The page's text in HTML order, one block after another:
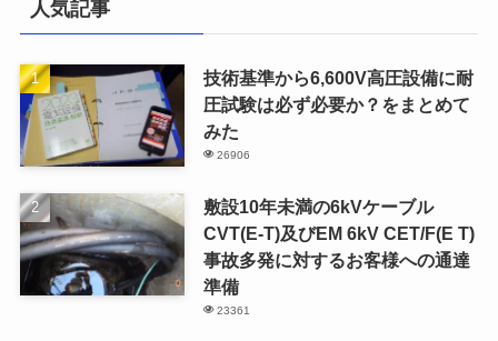
人気記事
技術基準から6,600V高圧設備に耐
圧試験は必ず必要か？をまとめて
みた
26906
敷設10年未満の6kVケーブル
CVT(E-T)及びEM 6kV CET/F(E T)
事故多発に対するお客様への通達
準備
23361